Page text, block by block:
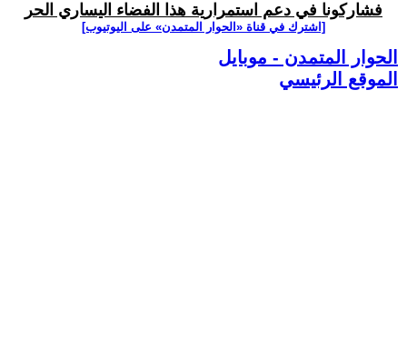
فشاركونا في دعم استمرارية هذا الفضاء اليساري الحر
[اشترك في قناة ‫«الحوار المتمدن» على اليوتيوب]
الحوار المتمدن - موبايل
الموقع الرئيسي